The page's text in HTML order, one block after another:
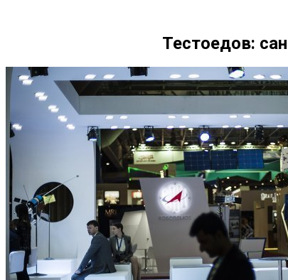
Ростех: комплексы «Вихрь» в ВС РФ поставят в начале
Кабмин позволил школьным автобусам двигаться по
Слуцкий: Россия должна попробовать вернуться в ПАСЕ
Тестоедов: